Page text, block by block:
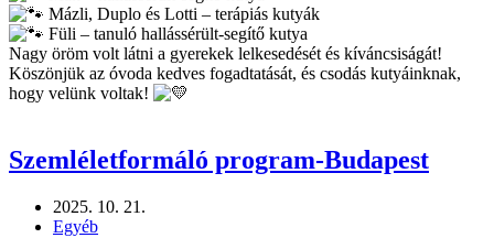
Mázli, Duplo és Lotti – terápiás kutyák
Füli – tanuló hallássérült-segítő kutya
Nagy öröm volt látni a gyerekek lelkesedését és kíváncsiságát!
Köszönjük az óvoda kedves fogadtatását, és csodás kutyáinknak,
hogy velünk voltak!
Szemléletformáló program-Budapest
2025. 10. 21.
Egyéb